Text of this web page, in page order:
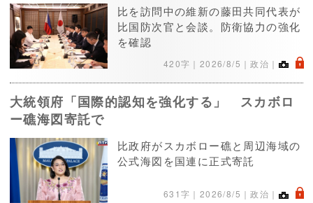
比を訪問中の維新の藤田共同代表が
比国防次官と会談。防衛協力の強化
を確認
420字｜ 2026/8/5 ｜政治｜ .
大統領府「国際的認知を強化する」 スカボロ
ー礁海図寄託で
比政府がスカボロー礁と周辺海域の
公式海図を国連に正式寄託
631字｜ 2026/8/5 ｜政治｜ .